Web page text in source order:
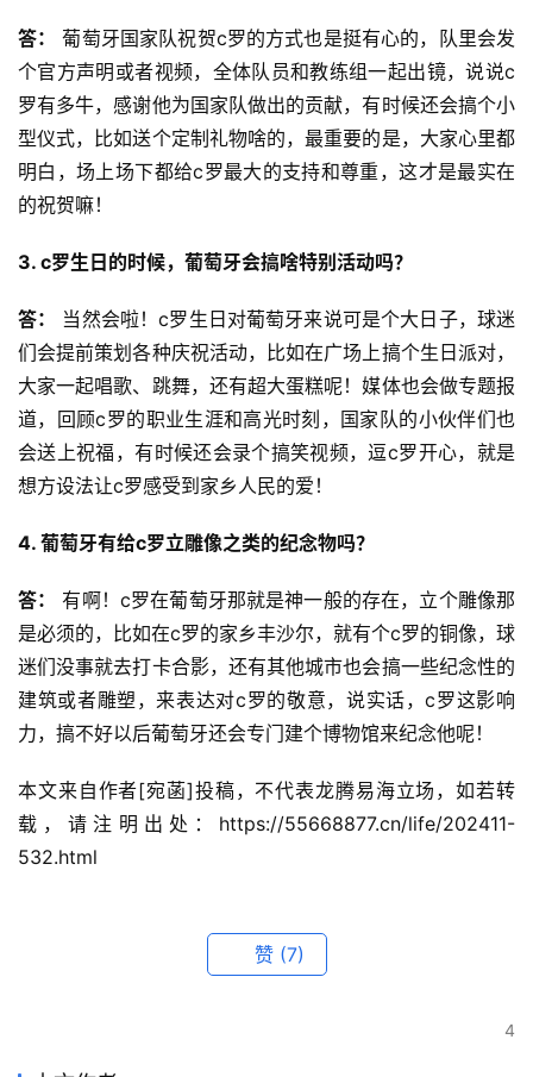
答：
葡萄牙国家队祝贺c罗的方式也是挺有心的，队里会发
个官方声明或者视频，全体队员和教练组一起出镜，说说c
罗有多牛，感谢他为国家队做出的贡献，有时候还会搞个小
型仪式，比如送个定制礼物啥的，最重要的是，大家心里都
明白，场上场下都给c罗最大的支持和尊重，这才是最实在
的祝贺嘛！
3. c罗生日的时候，葡萄牙会搞啥特别活动吗？
答：
当然会啦！c罗生日对葡萄牙来说可是个大日子，球迷
们会提前策划各种庆祝活动，比如在广场上搞个生日派对，
大家一起唱歌、跳舞，还有超大蛋糕呢！媒体也会做专题报
道，回顾c罗的职业生涯和高光时刻，国家队的小伙伴们也
会送上祝福，有时候还会录个搞笑视频，逗c罗开心，就是
想方设法让c罗感受到家乡人民的爱！
4. 葡萄牙有给c罗立雕像之类的纪念物吗？
答：
有啊！c罗在葡萄牙那就是神一般的存在，立个雕像那
是必须的，比如在c罗的家乡丰沙尔，就有个c罗的铜像，球
迷们没事就去打卡合影，还有其他城市也会搞一些纪念性的
建筑或者雕塑，来表达对c罗的敬意，说实话，c罗这影响
力，搞不好以后葡萄牙还会专门建个博物馆来纪念他呢！
本文来自作者[宛菡]投稿，不代表龙腾易海立场，如若转
载，请注明出处：https://55668877.cn/life/202411-
532.html
赞 (7)
4